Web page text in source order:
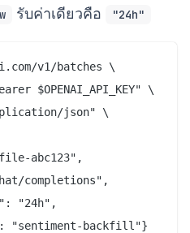
รับค่าเดียวคือ "24h"
v1/batches \
$OPENAI_API_KEY" \
json" \
abc123",
completions",
"24h",
"sentiment-backfill"}